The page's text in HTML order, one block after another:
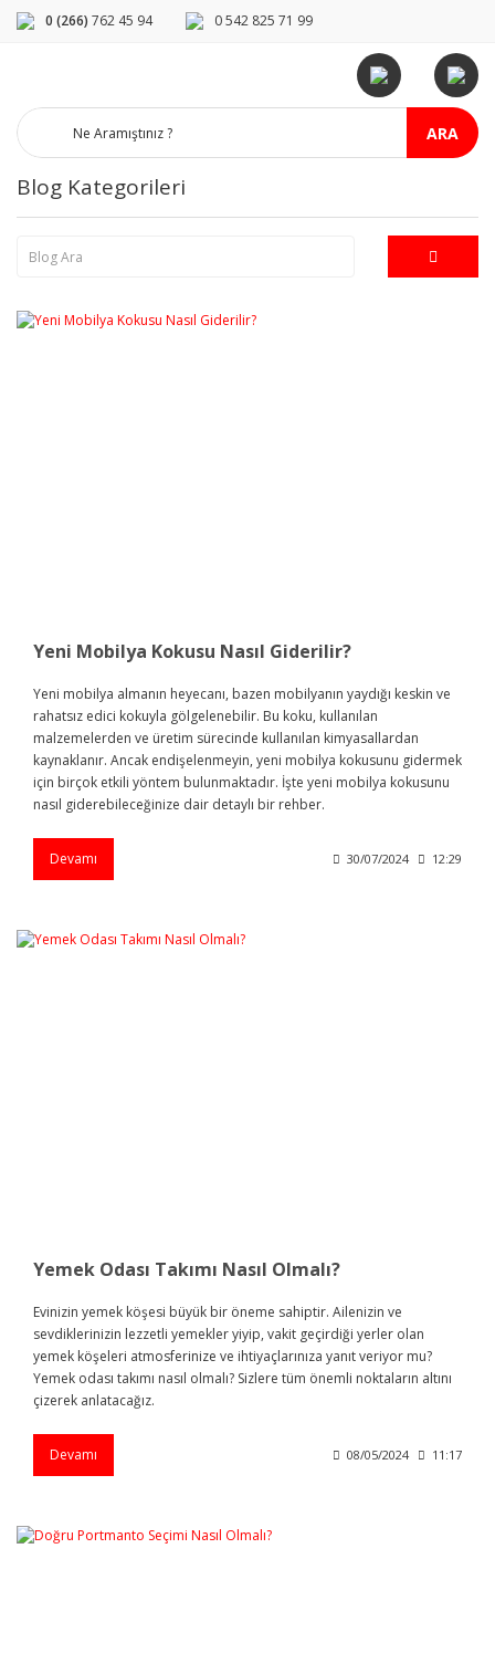
0 (266) 762 45 94 0 542 825 71 99
ARA
Blog Kategorileri
Yeni Mobilya Kokusu Nasıl Giderilir?
Yeni mobilya almanın heyecanı, bazen mobilyanın yaydığı keskin ve
rahatsız edici kokuyla gölgelenebilir. Bu koku, kullanılan
malzemelerden ve üretim sürecinde kullanılan kimyasallardan
kaynaklanır. Ancak endişelenmeyin, yeni mobilya kokusunu gidermek
için birçok etkili yöntem bulunmaktadır. İşte yeni mobilya kokusunu
nasıl giderebileceğinize dair detaylı bir rehber.
Devamı 30/07/2024 12:29
Yemek Odası Takımı Nasıl Olmalı?
Evinizin yemek köşesi büyük bir öneme sahiptir. Ailenizin ve
sevdiklerinizin lezzetli yemekler yiyip, vakit geçirdiği yerler olan
yemek köşeleri atmosferinize ve ihtiyaçlarınıza yanıt veriyor mu?
Yemek odası takımı nasıl olmalı? Sizlere tüm önemli noktaların altını
çizerek anlatacağız.
Devamı 08/05/2024 11:17